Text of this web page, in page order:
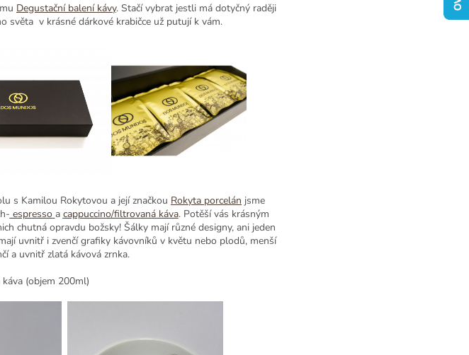
Degustační baleníkávy. Stačí vybrat jestli má dotyčný raději
světa v krásné dárkové krabičce už putují k vám.
s Kamilou Rokytovou a její značkou Rokyta porcelán jsme
espresso a cappuccino/filtrovaná káva. Potěší vás krásným
chutná opravdu božsky! Šálky mají různé designy, ani jeden
uvnitř i zvenčí grafiky kávovníků v květu nebo plodů, menší
a uvnitř zlatá kávová zrnka.
(objem 200ml)